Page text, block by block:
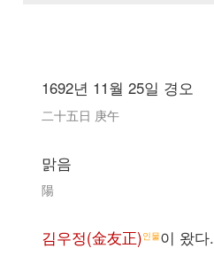
1692년 11월 25일 경오
二十五日 庚午
맑음
陽
김우정(金友正)인물이 왔다.